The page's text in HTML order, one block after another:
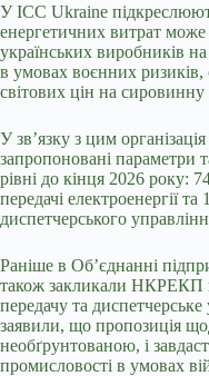
У ICC Ukraine
енергетичних витрат
українських виробників
в умовах воєнних ризиків,
світових цін на
У зв’язку з цим
запропоновані параметри
рівні до кінця 2026 року:
передачі електроенергії
диспетчерського
Раніше в Об’єднанні
також закликали НКРЕКП
передачу та
заявили, що пропозиція
необґрунтованою, і
промисловості в умовах